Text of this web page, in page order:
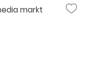
markt